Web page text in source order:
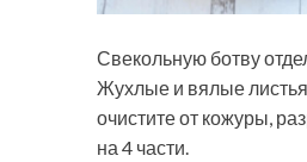
Свекольную ботву
Жухлые и вялые
очистите от кожуры,
на 4 части.